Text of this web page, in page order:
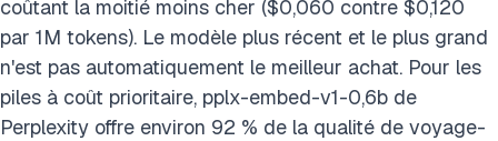
coûtant la moitié moins cher ($0,060 contre $0,120
par 1M tokens). Le modèle plus récent et le plus grand
n'est pas automatiquement le meilleur achat. Pour les
piles à coût prioritaire, pplx-embed-v1-0,6b de
Perplexity offre environ 92 % de la qualité de voyage-